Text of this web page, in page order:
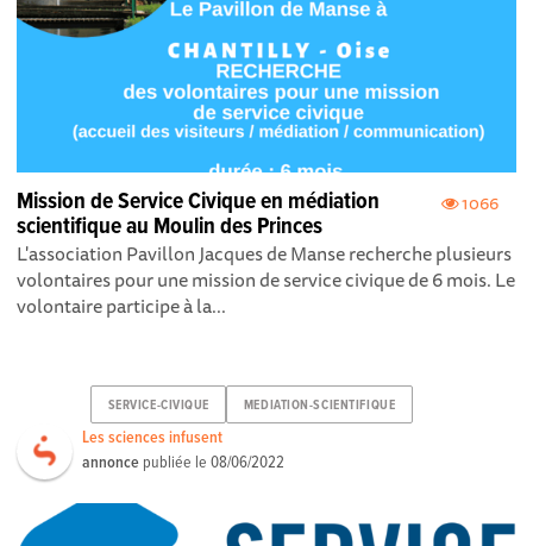
1066
Mission de Service Civique en médiation
scientifique au Moulin des Princes
L'association Pavillon Jacques de Manse recherche plusieurs
volontaires pour une mission de service civique de 6 mois. Le
volontaire participe à la...
SERVICE-CIVIQUE MEDIATION-SCIENTIFIQUE
Les sciences infusent
annonce publiée le08/06/2022